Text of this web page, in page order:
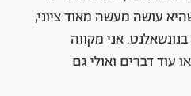
עושה מעשה מאוד ציוני,
אני מקווה
עוד דברים ואולי גם